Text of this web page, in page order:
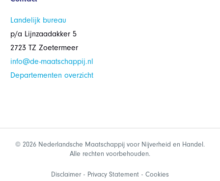
Landelijk bureau
p/a Lijnzaadakker 5
2723 TZ Zoetermeer
info@de-maatschappij.nl
Departementen overzicht
© 2026 Nederlandsche Maatschappij voor Nijverheid en Handel.
Alle rechten voorbehouden.
Disclaimer Privacy Statement Cookies